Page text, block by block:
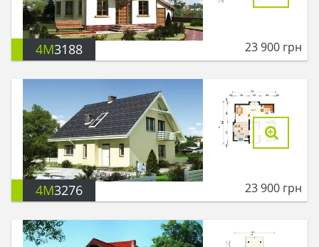
4M3188 23 900 грн
4M3276 23 900 грн